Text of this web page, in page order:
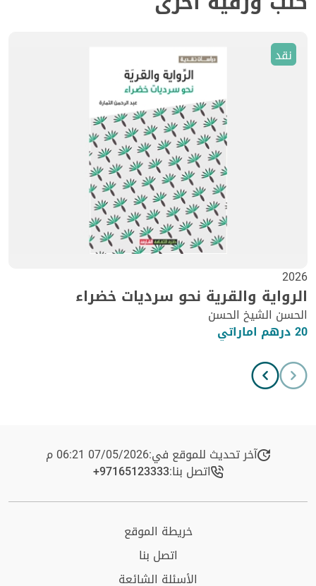
نقد
2026
الرواية والقرية نحو سرديات خضراء
الحسن الشيخ الحسن
20 درهم اماراتي
آخر تحديث للموقع في:07/05/2026 06:21 م
اتصل بنا:+97165123333​
خريطة الموقع
اتصل بنا
الأسئلة الشائعة